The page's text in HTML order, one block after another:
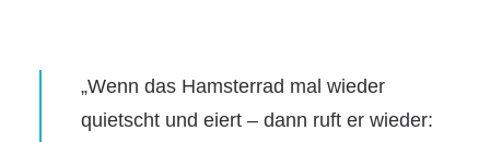
„Wenn das Hamsterrad mal wieder
quietscht und eiert – dann ruft er wieder: